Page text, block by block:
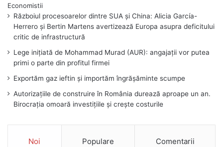
Războiul procesoarelor dintre SUA și China: Alicia García-
Herrero și Bertin Martens avertizează Europa asupra deficitului
critic de infrastructură
Lege inițiată de Mohammad Murad (AUR): angajații vor putea
primi o parte din profitul firmei
Exportăm gaz ieftin și importăm îngrășăminte scumpe
Autorizațiile de construire în România durează aproape un an.
Birocrația omoară investițiile și crește costurile
Noi Populare Comentarii